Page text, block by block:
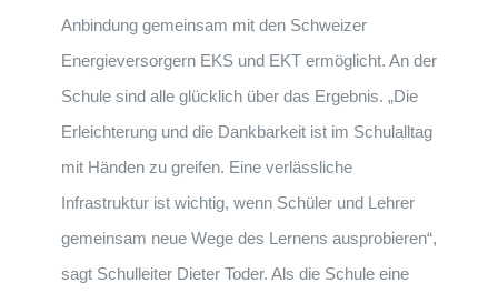
Anbindung gemeinsam mit den Schweizer
Energieversorgern EKS und EKT ermöglicht. An der
Schule sind alle glücklich über das Ergebnis. „Die
Erleichterung und die Dankbarkeit ist im Schulalltag
mit Händen zu greifen. Eine verlässliche
Infrastruktur ist wichtig, wenn Schüler und Lehrer
gemeinsam neue Wege des Lernens ausprobieren“,
sagt Schulleiter Dieter Toder. Als die Schule eine